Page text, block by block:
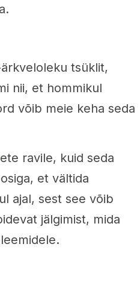
tsüklit,
nii, et hommikul
võib meie keha seda
ravile, kuid seda
et vältida
ajal, sest see võib
jälgimist, mida